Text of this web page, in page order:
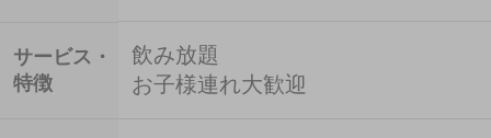
サービス・
特徴
飲み放題
お子様連れ大歓迎